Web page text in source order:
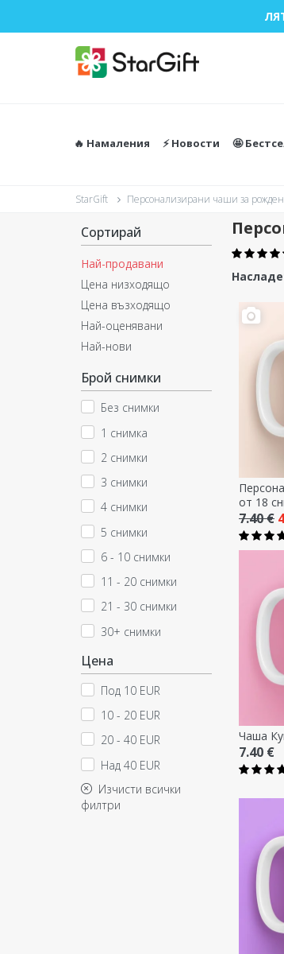
🔥 Намаления ⚡️ Новости 🤩
StarGift Персонализирани чаши за
Сортирай
Най-продавани
Цена низходящо
Цена възходящо
Най-оценявани
Най-нови
Брой снимки
Без снимки
1 снимка
2 снимки
3 снимки
4 снимки
5 снимки
6 - 10 снимки
11 - 20 снимки
21 - 30 снимки
30+ снимки
Цена
Под 10 EUR
10 - 20 EUR
20 - 40 EUR
Над 40 EUR
Изчисти всички
филтри
от 18
7.40 €
Чаша
7.40 €